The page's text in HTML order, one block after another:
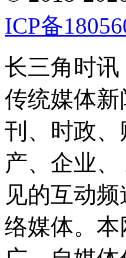
ICP备
长三角时讯
传统媒体
刊、时政
产、企业
见的互动
络媒体。